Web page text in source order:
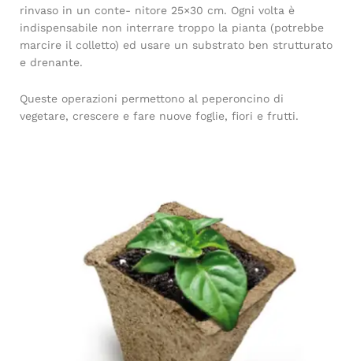
rinvaso in un conte- nitore 25×30 cm. Ogni volta è
indispensabile non interrare troppo la pianta (potrebbe
marcire il colletto) ed usare un substrato ben strutturato
e drenante.
Queste operazioni permettono al peperoncino di
vegetare, crescere e fare nuove foglie, fiori e frutti.